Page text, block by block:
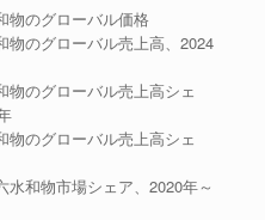
物のグローバル価格
物のグローバル売上高、2024
物のグローバル売上高シェ
物のグローバル売上高シェ
水和物市場シェア、2020年～